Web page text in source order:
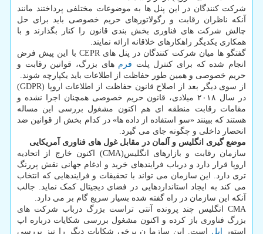
شرکت کنندگان در این پنل ها به موضوعات مختلفی پرداختند مانند
آنکه ناظران رقابت و رگولاتورهای حریم خصوصی باید برای حل
چالش شرکت های فناوری بخش بندی قانون را کنار بگذارند و با
همکاری یکدیگر راهکارهای خلاقانه ارائه نمایند.
گفتگو ها میان شرکت کنندگان در پنل های CEPR با این پیش فرض
انجام شده که برای کنترل پلت فرم های بزرگ، قوانین رقابت و
حریم خصوصی و همین طور حفاظت از اطلاعات باید یکپارچه شوند.
از سوی دیگر بعد از اصلاح قانون حفاظت از اطلاعات اروپا (GDPR)
در سال ۲۰۱۸ میلادی، قانون حریم خصوصی همچنان اجرا نشده و
مقامات رقابت منطقه ای هم اکنون مشغول بررسی این مساله
هستند که ببینند «سو استفاده از داده ها» در کدام بخش از قوانین ضد
انحصار داخلی و چگونه جای می گیرد.
موضع گیری انگلیس و آلمان در مقابل غول های فناوری آمریکایی
سازمان رقابت و بازارهای انگلیس(CMA) اکنون خارج از اتحادیه
اروپا قرار دارد و درباب فرایندهای خرید و ادغام جهانی نقش پررنگ
تری دارد. این سازمان می تواند با تحقیقات و فرایندهایی که انتخاب
می کند به ایجاد استانداردهایی در فضای دیجیتال کمک نماید. جالب
آنکه این سازمان در راه گفته شده بسیار سریع گام بر می دارد.
CMA انگلیس چند پرونده آنتی تراست بزرگ درباب شرکت های
بزرگ فناوری باز کرده و اکنون مشغول بررسی شکایات درباره اپ
استور
اپل است. این سازما ن برخی شکایات دیگر را نیز بررسی